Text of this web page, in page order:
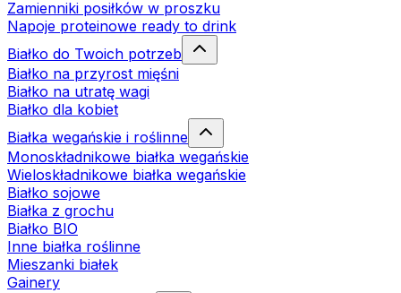
Zamienniki posiłków w proszku
Napoje proteinowe ready to drink
Białko do Twoich potrzeb
Białko na przyrost mięśni
Białko na utratę wagi
Białko dla kobiet
Białka wegańskie i roślinne
Monoskładnikowe białka wegańskie
Wieloskładnikowe białka wegańskie
Białko sojowe
Białka z grochu
Białko BIO
Inne białka roślinne
Mieszanki białek
Gainery